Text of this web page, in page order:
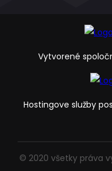
Vytvorené
Hostingove služby
© 2020 všetky práva